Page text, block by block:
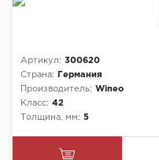
Артикул: 300620
Страна:
Германия
Производитель: Wineo
Класс: 42
Толщина, мм: 5